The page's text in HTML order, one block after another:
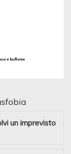
un imprevisto